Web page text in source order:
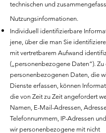
technischen und
Nutzungsinformationen.
Individuell identifizierbare
jene, über die man Sie
mit vertretbarem Aufwand
(„personenbezogene Daten“). Zu
personenbezogenen Daten, die
Dienste erfassen, können
die von Zeit zu Zeit angefordert
Namen, E-Mail-Adressen,
Telefonnummern, IP-Adressen
wir personenbezogene mit nicht